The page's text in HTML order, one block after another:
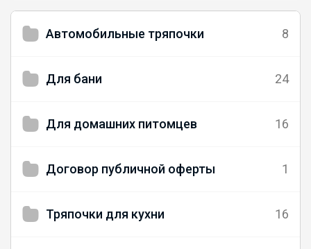
Автомобильные тряпочки 8
Для бани 24
Для домашних питомцев 16
Договор публичной оферты 1
Тряпочки для кухни 16